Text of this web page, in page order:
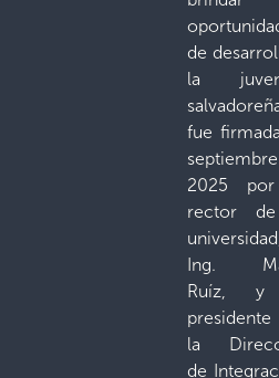
de
la
fue
2025
rector
Ing.
Ruíz,
la
de